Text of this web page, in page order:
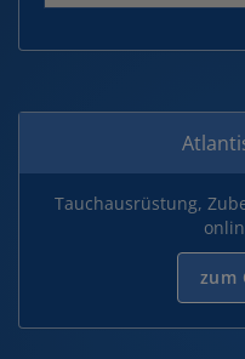
Tauchausrüstung,
zum